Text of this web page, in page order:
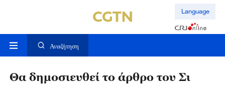
Language
Αναζήτηση
Θα δημοσιευθεί το άρθρο του Σι